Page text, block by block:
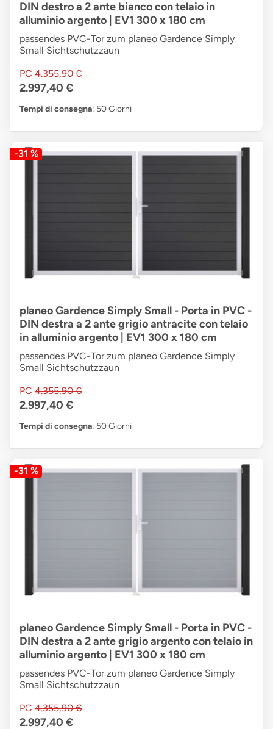
DIN destro a 2 ante bianco con telaio in
alluminio argento | EV1 300 x 180 cm
passendes PVC-Tor zum planeo Gardence Simply
Small Sichtschutzzaun
PC 4.355,90 €
2.997,40 €
Tempi di consegna: 50 Giorni
-31 %
planeo Gardence Simply Small - Porta in PVC -
DIN destra a 2 ante grigio antracite con telaio
in alluminio argento | EV1 300 x 180 cm
passendes PVC-Tor zum planeo Gardence Simply
Small Sichtschutzzaun
PC 4.355,90 €
2.997,40 €
Tempi di consegna: 50 Giorni
-31 %
planeo Gardence Simply Small - Porta in PVC -
DIN destra a 2 ante grigio argento con telaio in
alluminio argento | EV1 300 x 180 cm
passendes PVC-Tor zum planeo Gardence Simply
Small Sichtschutzzaun
PC 4.355,90 €
2.997,40 €